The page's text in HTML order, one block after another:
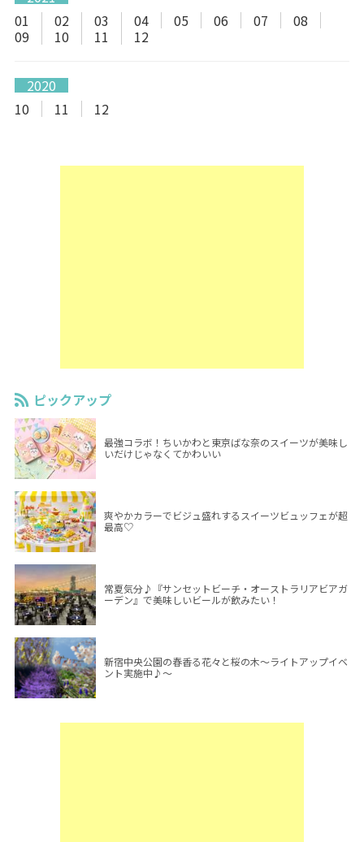
01
02 03 04 05 06 07
08
09
10 11 12
2020
10
11 12
ピックアップ
最強コラボ！ちいかわと東京ばな奈のスイーツが美味し
いだけじゃなくてかわいい
爽やかカラーでビジュ盛れするスイーツビュッフェが超
最高♡
常夏気分♪『サンセットビーチ・オーストラリアビアガ
ーデン』で美味しいビールが飲みたい！
新宿中央公園の春香る花々と桜の木～ライトアップイベ
ント実施中♪～